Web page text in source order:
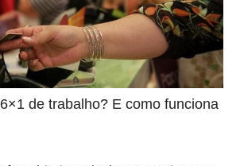
de trabalho? E como funciona